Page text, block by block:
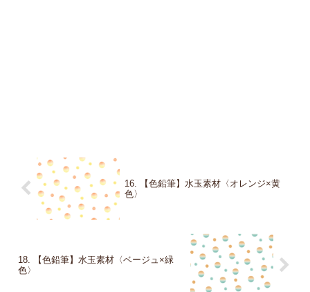
16. 【色鉛筆】水玉素材〈オレンジ×黄
色〉
18. 【色鉛筆】水玉素材〈ベージュ×緑
色〉